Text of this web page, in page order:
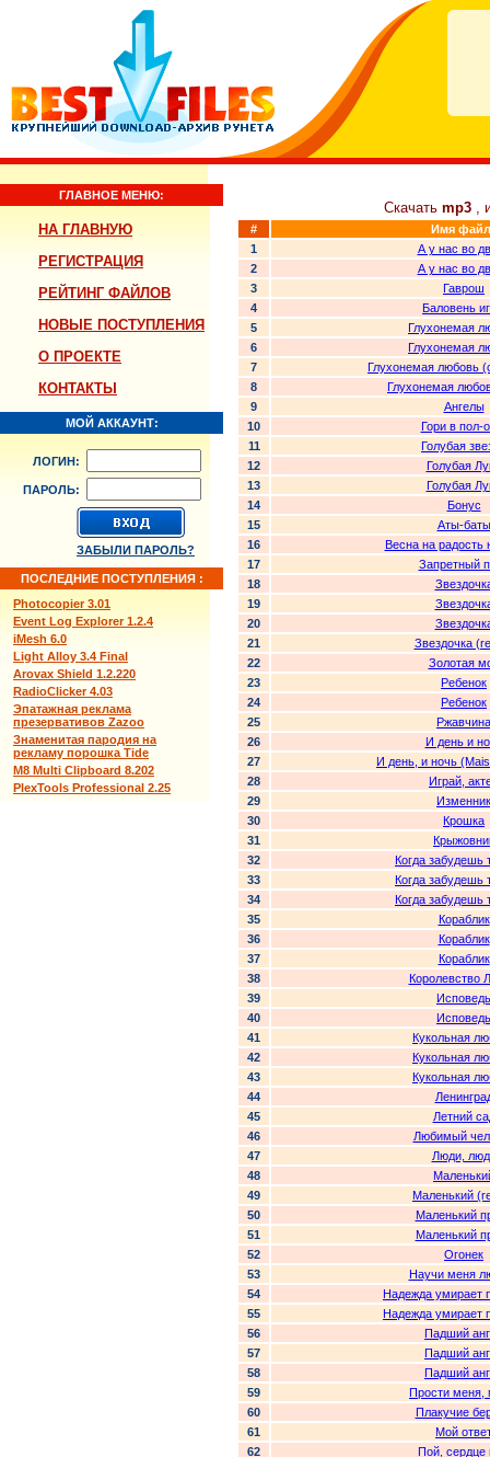
ГЛАВНОЕ МЕНЮ:
НА ГЛАВНУЮ
РЕГИСТРАЦИЯ
РЕЙТИНГ ФАЙЛОВ
НОВЫЕ ПОСТУПЛЕНИЯ
О ПРОЕКТЕ
КОНТАКТЫ
МОЙ АККАУНТ:
ЛОГИН:
ПАРОЛЬ:
ЗАБЫЛИ ПАРОЛЬ?
ПОСЛЕДНИЕ ПОСТУПЛЕНИЯ :
Photocopier 3.01
Event Log Explorer 1.2.4
iMesh 6.0
Light Alloy 3.4 Final
Arovax Shield 1.2.220
RadioClicker 4.03
Эпатажная реклама
презервативов Zazoo
Знаменитая пародия на
рекламу порошка Tide
M8 Multi Clipboard 8.202
PlexTools Professional 2.25
Скачать mp3,
#
Имя
1
А у нас во
2
А у нас во
3
Гаврош
4
Баловень
5
Глухонемая
6
Глухонемая
7
Глухонемая любовь
8
Глухонемая
9
Ангелы
10
Гори в пол-
11
Голубая
12
Голубая
13
Голубая
14
Бонус
15
Аты-баты
16
Весна на радость
17
Запретный
18
19
20
21
Звездочка
22
Золотая
23
Ребенок
24
Ребенок
25
Ржавчина
26
И день и
27
И день, и ночь
28
Играй,
29
Изменник
30
Крошка
31
32
Когда забудешь
33
Когда забудешь
34
Когда забудешь
35
Кораблик
36
Кораблик
37
Кораблик
38
Королевство
39
Исповедь
40
Исповедь
41
Кукольная
42
Кукольная
43
Кукольная
44
45
Летний
46
Любимый
47
Люди,
48
49
Маленький
50
Маленький
51
Маленький
52
Огонек
53
Научи меня
54
Надежда умирает
55
Надежда умирает
56
Падший
57
Падший
58
Падший
59
Прости меня,
60
Плакучие
61
Мой
62
Пой, сердце